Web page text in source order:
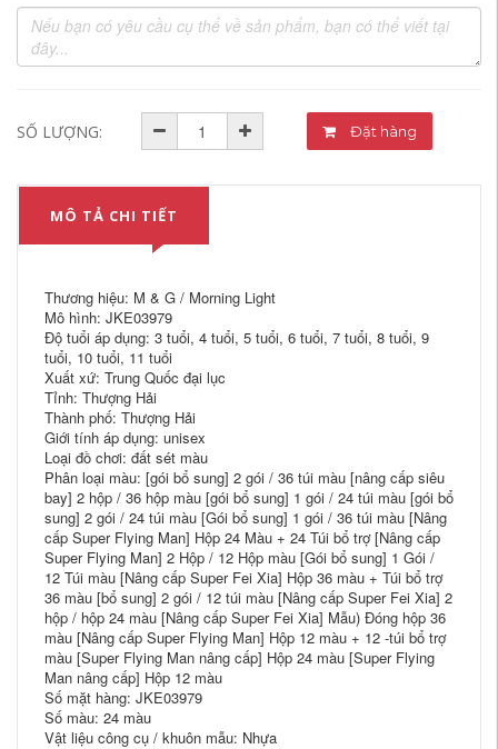
SỐ LƯỢNG: Đặt hàng
MÔ TẢ CHI TIẾT
Thương hiệu: M & G / Morning Light
Mô hình: JKE03979
Độ tuổi áp dụng: 3 tuổi, 4 tuổi, 5 tuổi, 6 tuổi, 7 tuổi, 8 tuổi, 9
tuổi, 10 tuổi, 11 tuổi
Xuất xứ: Trung Quốc đại lục
Tỉnh: Thượng Hải
Thành phố: Thượng Hải
Giới tính áp dụng: unisex
Loại đồ chơi: đất sét màu
Phân loại màu: [gói bổ sung] 2 gói / 36 túi màu [nâng cấp siêu
bay] 2 hộp / 36 hộp màu [gói bổ sung] 1 gói / 24 túi màu [gói bổ
sung] 2 gói / 24 túi màu [Gói bổ sung] 1 gói / 36 túi màu [Nâng
cấp Super Flying Man] Hộp 24 Màu + 24 Túi bổ trợ [Nâng cấp
Super Flying Man] 2 Hộp / 12 Hộp màu [Gói bổ sung] 1 Gói /
12 Túi màu [Nâng cấp Super Fei Xia] Hộp 36 màu + Túi bổ trợ
36 màu [bổ sung] 2 gói / 12 túi màu [Nâng cấp Super Fei Xia] 2
hộp / hộp 24 màu [Nâng cấp Super Fei Xia] Mẫu) Đóng hộp 36
màu [Nâng cấp Super Flying Man] Hộp 12 màu + 12 -túi bổ trợ
màu [Super Flying Man nâng cấp] Hộp 24 màu [Super Flying
Man nâng cấp] Hộp 12 màu
Số mặt hàng: JKE03979
Số màu: 24 màu
Vật liệu công cụ / khuôn mẫu: Nhựa